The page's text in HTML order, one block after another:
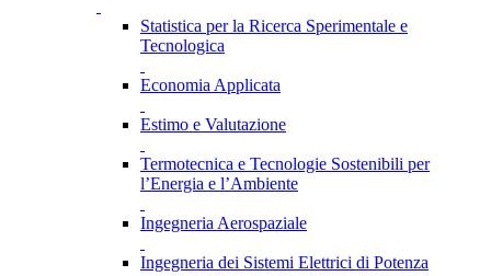
Statistica per la Ricerca Sperimentale e
Tecnologica
Economia Applicata
Estimo e Valutazione
Termotecnica e Tecnologie Sostenibili per
l’Energia e l’Ambiente
Ingegneria Aerospaziale
Ingegneria dei Sistemi Elettrici di Potenza